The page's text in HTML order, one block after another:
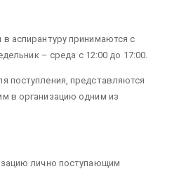
аспирантуру принимаются с
– среда с 12:00 до 17:00.
поступления, представляются
в организацию одним из
лично поступающим